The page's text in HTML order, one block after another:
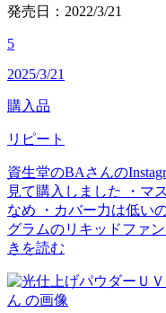
発売日：2022/3/21
5
2025/3/21
購入品
リピート
資生堂のBAさんの
見て購入しました ・マ
なめ ・カバー力は低い
グラムのリキッドファ
きを読む